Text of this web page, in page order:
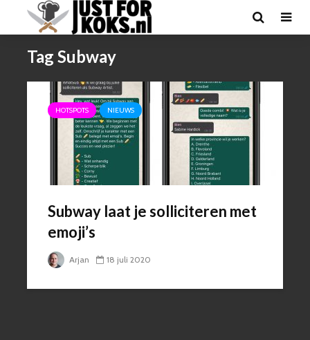
Tag Subway
HOTSPOTS NIEUWS
Subway laat je solliciteren met
emoji’s
Arjan 18 juli 2020